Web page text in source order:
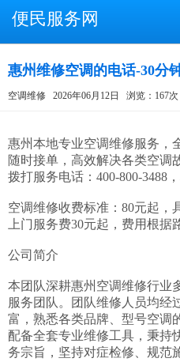
便民服务网
惠州维修空调的电话-30分
空调维修 2026年06月12日 浏览：167次
惠州本地专业空调维修服务，
随时接单，高效解决各类空调
拨打服务电话：400-800-3488
空调维修收费标准：80元起，
上门服务费30元起，费用根据
公司简介
本团队深耕惠州空调维修行业
服务团队。团队维修人员均经
富，熟悉各类品牌、型号空调
配备全套专业维修工具，秉持
务宗旨，坚持对症检修、规范
微信号：
（长按复制微
打